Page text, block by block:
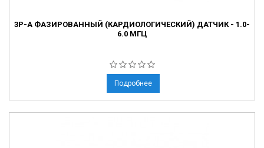
3P-A ФАЗИРОВАННЫЙ (КАРДИОЛОГИЧЕСКИЙ) ДАТЧИК - 1.0-
6.0 МГЦ
Подробнее